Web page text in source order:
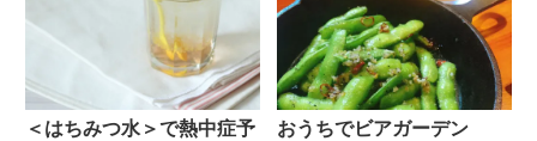
＜はちみつ水＞で熱中症予
おうちでビアガーデン